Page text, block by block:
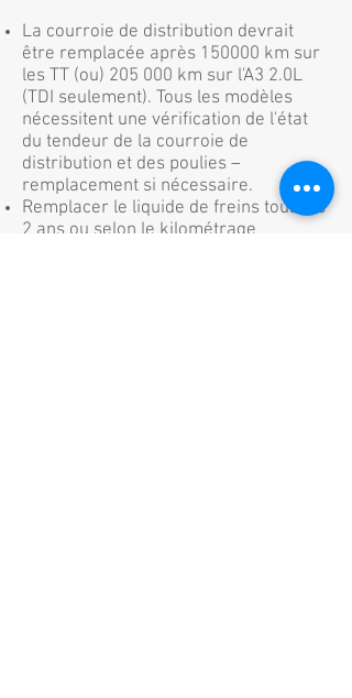
La courroie de distribution devrait
être remplacée après 150000 km sur
les TT (ou) 205 000 km sur l'A3 2.0L
(TDI seulement). Tous les modèles
nécessitent une vérification de l'état
du tendeur de la courroie de
distribution et des poulies –
remplacement si nécessaire.
Remplacer le liquide de freins tous les
2 ans ou selon le kilométrage